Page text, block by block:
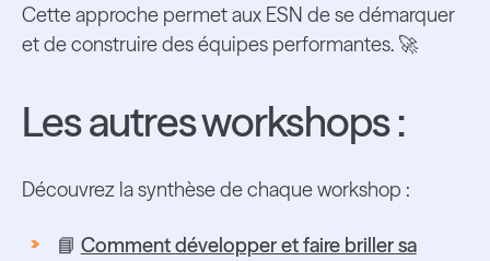
Cette approche permet aux ESN de se démarquer
et de construire des équipes performantes. 🚀
Les autres workshops :
Découvrez la synthèse de chaque workshop :
📘 Comment développer et faire briller sa